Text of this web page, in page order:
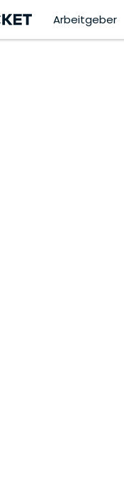
Arbeitgeber